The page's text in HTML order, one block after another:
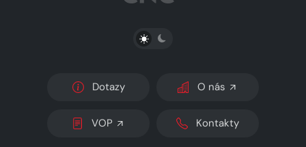
PŘEPNOUT SVĚTLÝ/TMAVÝ REŽIM
Dotazy O nás
VOP Kontakty